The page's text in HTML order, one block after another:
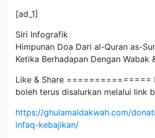
[ad_1]
Siri Infografik
Himpunan Doa Dari al-Quran as-
Ketika Berhadapan Dengan Wabak
Like & Share ===============
boleh terus disalurkan melalui link
https://ghulamaldakwah.com/
infaq-kebajikan/